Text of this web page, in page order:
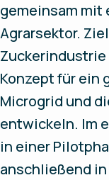
gemeinsam mit
Agrarsektor.
Konzept für ein
Microgrid und
entwickeln. Im
in einer
anschließend